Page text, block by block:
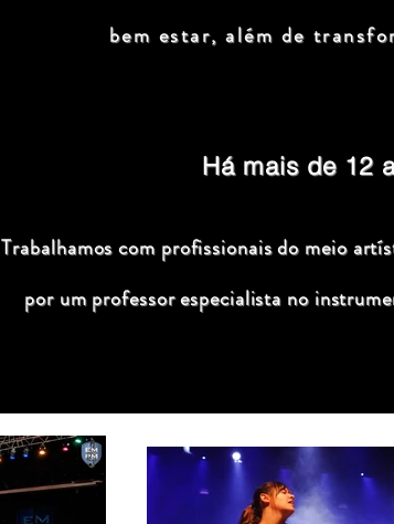
bem estar, além de
Há mais de 12
Trabalhamos com profissionais do meio
por um professor especialista no